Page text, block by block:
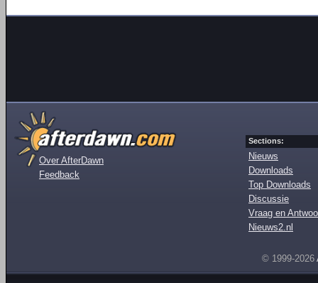
Over AfterDawn
Feedback
Sections:
Nieuws
Downloads
Top Downloads
Discussie
Vraag en
Nieuws2.nl
© 1999-2026